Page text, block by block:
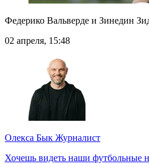
Федерико Вальверде и Зинедин
02 апреля, 15:48
Олекса Бык Журналист
Хочешь видеть наши футбольные